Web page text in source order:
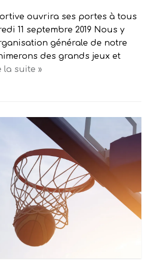
ouvrira ses portes à tous
11 septembre 2019 Nous y
générale de notre
des grands jeux et
la suite »